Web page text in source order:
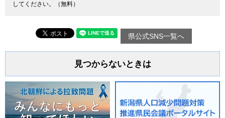
してください。（無料）
県公式SNS一覧へ
見つからないときは